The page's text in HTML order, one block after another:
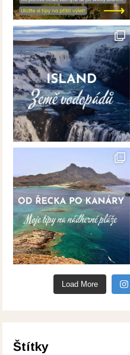
Load More
Štítky